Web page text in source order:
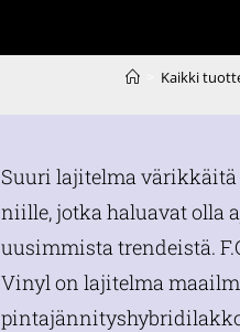
Kaikki
Suuri lajitelma värikkäitä
niille, jotka haluavat olla
uusimmista trendeistä.
Vinyl on lajitelma